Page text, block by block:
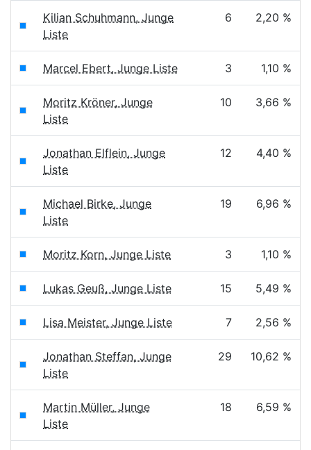
Kilian Schuhmann, Junge
Liste
6 2,20 %
Marcel Ebert, Junge Liste 3 1,10 %
Moritz Kröner, Junge
Liste
10 3,66 %
Jonathan Elflein, Junge
Liste
12 4,40 %
Michael Birke, Junge
Liste
19 6,96 %
Moritz Korn, Junge Liste 3 1,10 %
Lukas Geuß, Junge Liste 15 5,49 %
Lisa Meister, Junge Liste 7 2,56 %
Jonathan Steffan, Junge
Liste
29 10,62 %
Martin Müller, Junge
Liste
18 6,59 %